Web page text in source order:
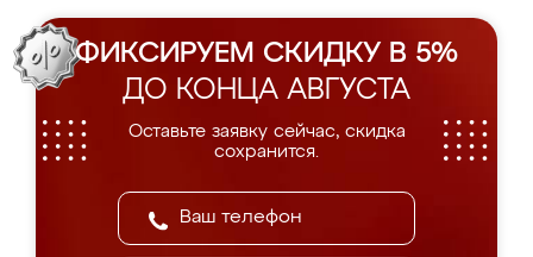
ФИКСИРУЕМ СКИДКУ В 5%
ДО КОНЦА АВГУСТА
Оставьте заявку сейчас, скидка
сохранится.